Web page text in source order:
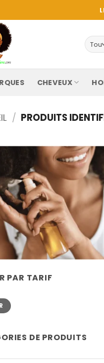
CHEVEUX
/ PRODUITS
PAR TARIF
DE PRODUITS